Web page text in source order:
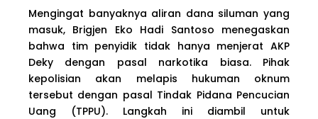
Mengingat banyaknya aliran dana siluman yang
masuk, Brigjen Eko Hadi Santoso menegaskan
bahwa tim penyidik tidak hanya menjerat AKP
Deky dengan pasal narkotika biasa. Pihak
kepolisian akan melapis hukuman oknum
tersebut dengan pasal Tindak Pidana Pencucian
Uang (TPPU). Langkah ini diambil untuk